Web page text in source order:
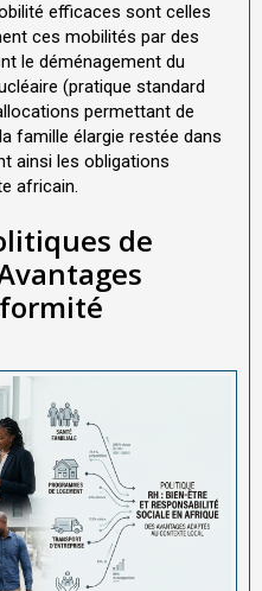
efficaces sont celles
ces mobilités par des
le déménagement du
(pratique standard
permettant de
famille élargie restée dans
ainsi les obligations
africain.
de